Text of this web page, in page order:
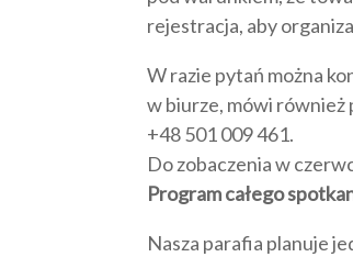
rejestracja, aby
W razie pytań można
w biurze, mówi również
+48 501 009 461.
Do zobaczenia w
Program całego
Nasza parafia planuje